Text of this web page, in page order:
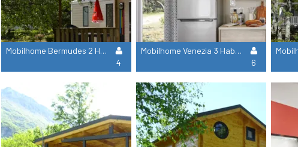
Mobilhome Bermudes 2 Habitaciones - Sábado
4
Mobilhome Venezia 3 Habitaciones
6